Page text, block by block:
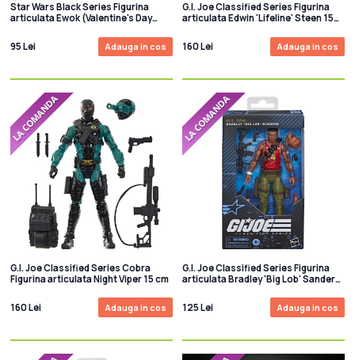
Star Wars Black Series Figurina
articulata Ewok (Valentine's Day
95 Lei
Adauga in cos
G.I. Joe Classified Series Figurina
articulata Edwin 'Lifeline' Steen 15
160 Lei
Adauga in cos
G.I. Joe Classified Series Cobra
Figurina articulata Night Viper 15 cm
160 Lei Adauga in cos
G.I. Joe Classified Series Figurina
articulata Bradley 'Big Lob' Sanders
125 Lei
Adauga in cos